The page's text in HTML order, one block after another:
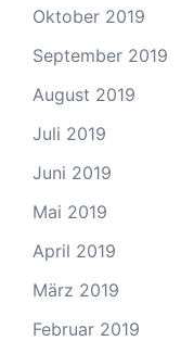
Oktober 2019
September 2019
August 2019
Juli 2019
Juni 2019
Mai 2019
April 2019
März 2019
Februar 2019